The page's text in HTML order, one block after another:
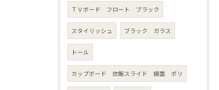
ＴＶボード フロート ブラック
スタイリッシュ ブラック ガラス
トール
カップボード 炊飯スライド 鏡面 ポリ